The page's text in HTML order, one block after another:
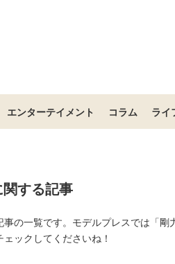
エンターテイメント コラム ライ
関する記事
事の一覧です。モデルプレスでは「
ックしてくださいね！